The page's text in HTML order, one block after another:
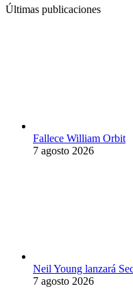
Últimas publicaciones
Fallece William Orbit
7 agosto 2026
Neil Young lanzará
7 agosto 2026